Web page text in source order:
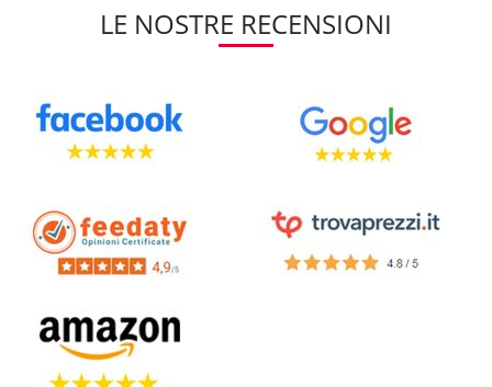
LE NOSTRE RECENSIONI